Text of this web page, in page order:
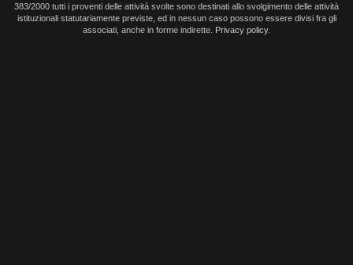
383/2000 tutti i proventi delle attività svolte sono destinati allo svolgimento delle attività
istituzionali statutariamente previste, ed in nessun caso possono essere divisi fra gli
associati, anche in forme indirette. Privacy policy.